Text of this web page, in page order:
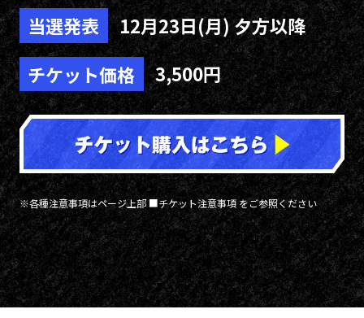
当選発表
12月23日(月) 夕方以降
チケット価格
3,500円
※各種注意事項はページ上部 ■チケット注意事項 をご参照ください